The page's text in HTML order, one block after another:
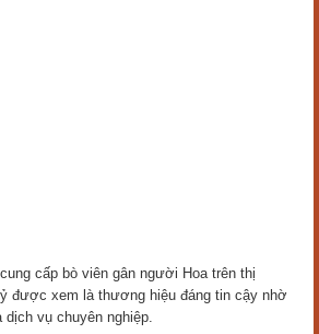
cấp bò viên gân người Hoa trên thị
được xem là thương hiệu đáng tin cậy nhờ
vụ chuyên nghiệp.